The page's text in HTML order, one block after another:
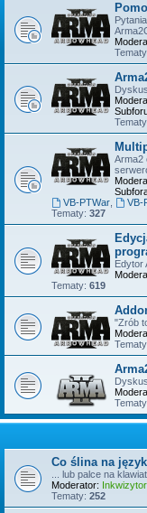
Arma2
VB-PTWar, VB-
Tematy: 327
Edytor
Tematy: 619
"Zrób
Co ślina na
... lub palce na
Moderator: Inkwizytor
Tematy: 252